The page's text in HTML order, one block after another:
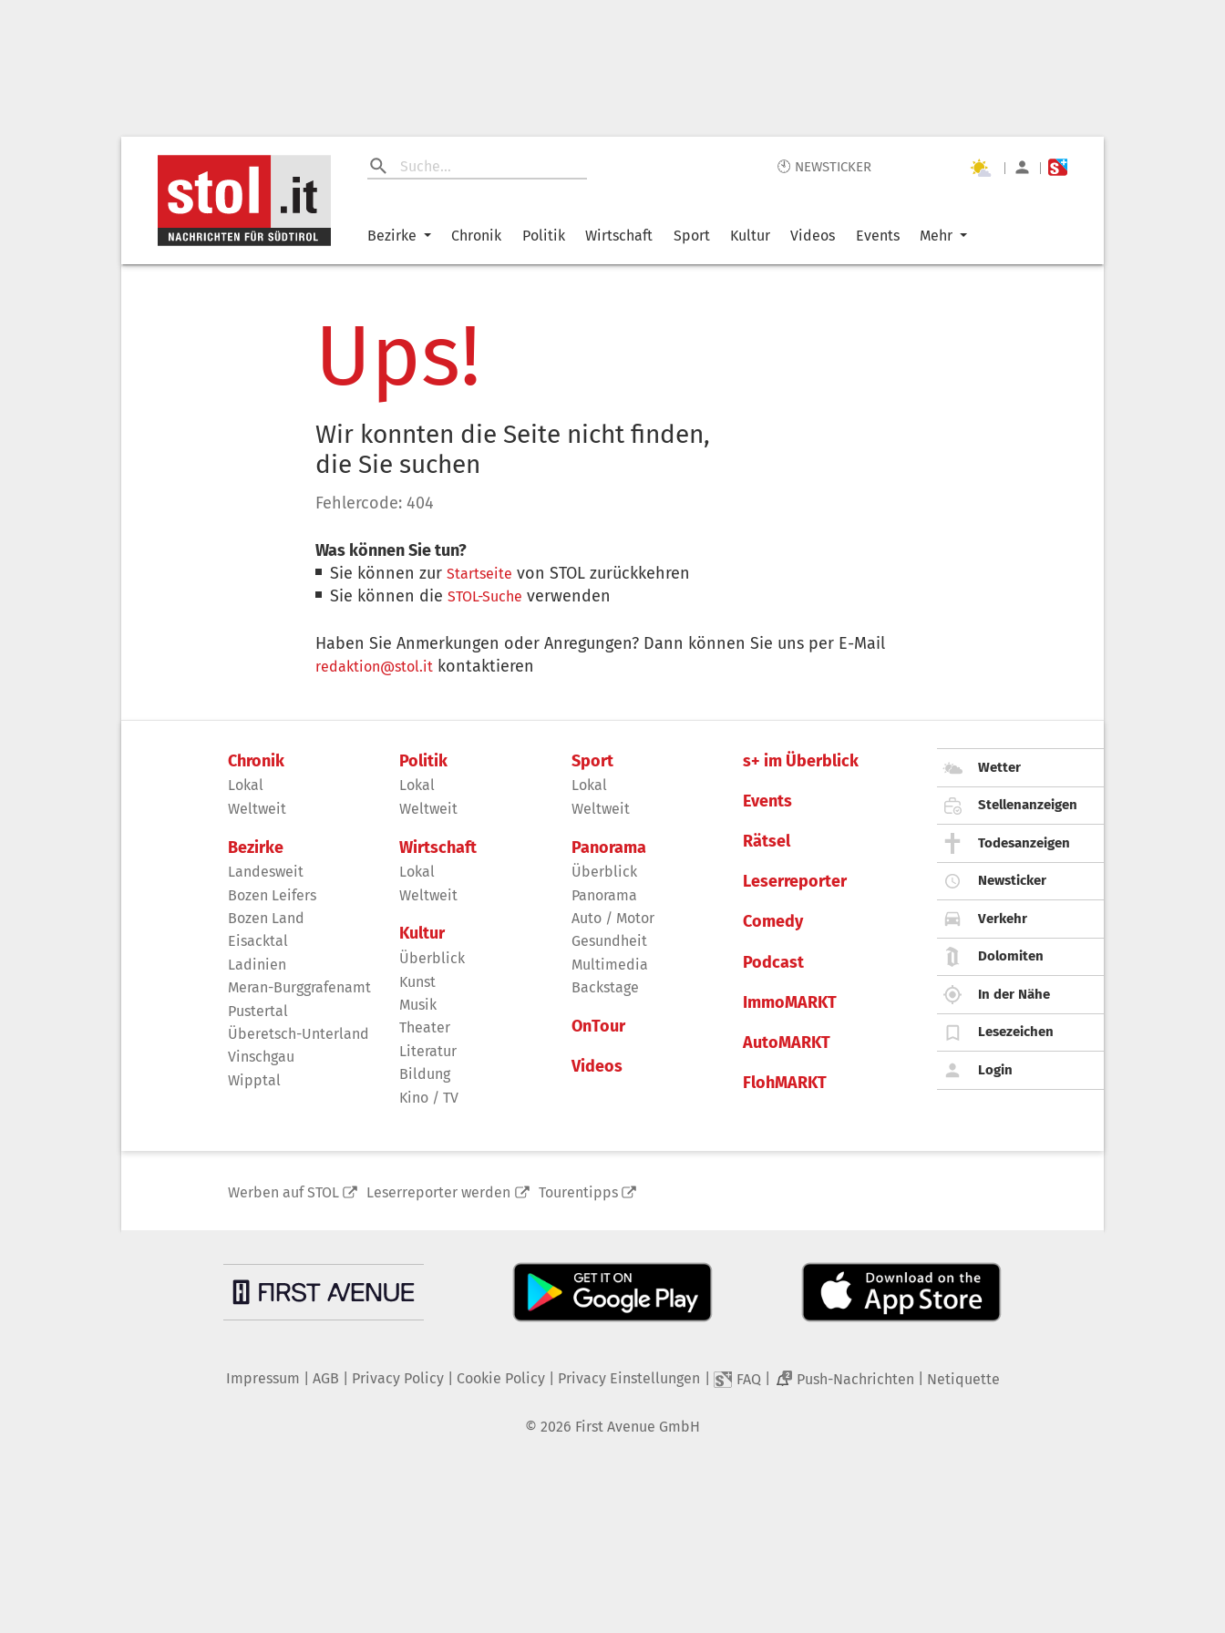
🕙 NEWSTICKER | |
Bezirke Chronik Politik Wirtschaft Sport Kultur Videos Events Mehr
Ups!
Wir konnten die Seite nicht finden,
die Sie suchen
Fehlercode: 404
Was können Sie tun?
Sie können zurStartseite von STOL zurückkehren
Sie können dieSTOL-Suche verwenden
Haben Sie Anmerkungen oder Anregungen? Dann können Sie uns per E-Mail
redaktion@stol.it kontaktieren
Chronik
Lokal
Weltweit
Bezirke
Landesweit
Bozen Leifers
Bozen Land
Eisacktal
Ladinien
Meran-Burggrafenamt
Pustertal
Überetsch-Unterland
Vinschgau
Wipptal
Politik
Lokal
Weltweit
Wirtschaft
Lokal
Weltweit
Kultur
Überblick
Kunst
Musik
Theater
Literatur
Bildung
Kino / TV
Sport
Lokal
Weltweit
Panorama
Überblick
Panorama
Auto / Motor
Gesundheit
Multimedia
Backstage
OnTour
Videos
s+ im Überblick
Events
Rätsel
Leserreporter
Comedy
Podcast
ImmoMARKT
AutoMARKT
FlohMARKT
Wetter
Stellenanzeigen
Todesanzeigen
Newsticker
Verkehr
Dolomiten
In der Nähe
Lesezeichen
Login
Werben auf STOL Leserreporter werden Tourentipps
Impressum AGB Privacy Policy| Cookie Policy| Privacy Einstellungen FAQ 2 Push-Nachrichten Netiquette
© 2026 First Avenue GmbH